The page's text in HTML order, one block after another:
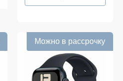
Можно в рассрочку